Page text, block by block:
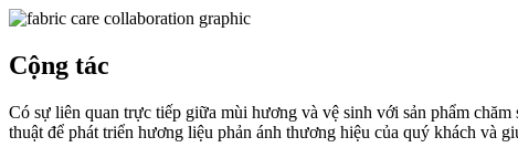
Cộng tác
Có sự liên quan trực tiếp giữa mùi hương và vệ sinh với sản phẩm
thuật để phát triển hương liệu phản ánh thương hiệu của quý khách và